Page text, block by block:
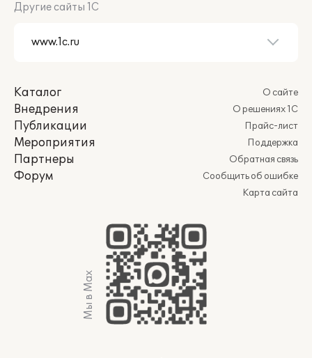
Другие сайты 1С
Каталог
Внедрения
Публикации
Мероприятия
Партнеры
Форум
О сайте
О решениях 1С
Прайс-лист
Поддержка
Обратная связь
Сообщить об ошибке
Карта сайта
Мы в Max